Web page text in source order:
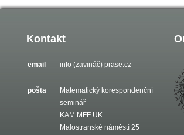
Kontakt
email info (zavináč) prase.cz
pošta
Matematický korespondenční
seminář
KAM MFF UK
Malostranské náměstí 25